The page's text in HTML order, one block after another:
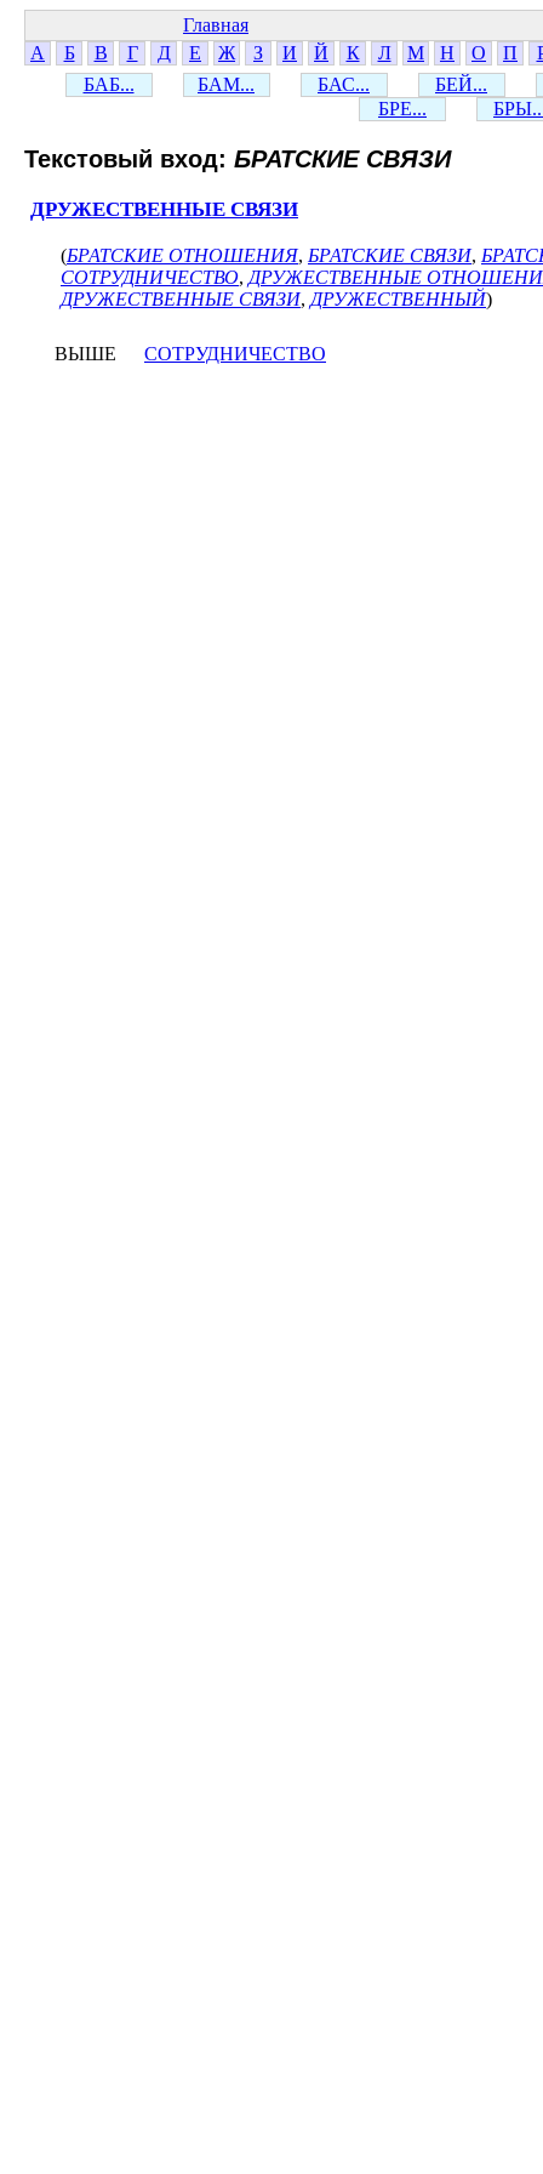
Главная
А
Б В Г Д Е Ж З И Й К Л М Н О П
БАБ...
БАМ... БАС...
БЕЙ...
БРЕ...
Текстовый вход: БРАТСКИЕ СВЯЗИ
ДРУЖЕСТВЕННЫЕ СВЯЗИ
(БРАТСКИЕ ОТНОШЕНИЯ, БРАТСКИЕ СВЯЗИ,
СОТРУДНИЧЕСТВО, ДРУЖЕСТВЕННЫЕ
ДРУЖЕСТВЕННЫЕ СВЯЗИ, ДРУЖЕСТВЕННЫЙ)
ВЫШЕ СОТРУДНИЧЕСТВО